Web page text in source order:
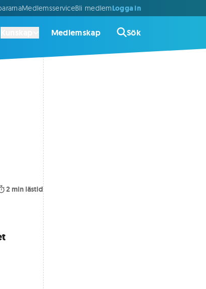
MedlemsserviceBli medlemLogga in
Medlemskap Sök
2 min lästid